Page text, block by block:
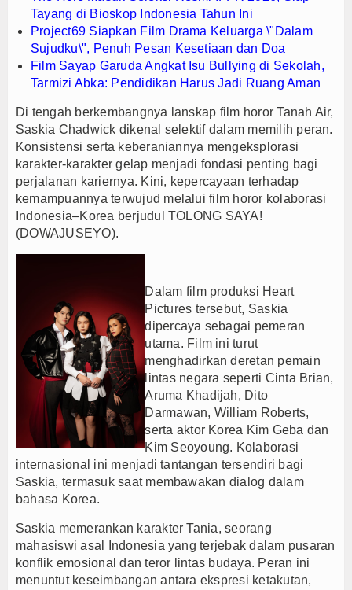
Tayang di Bioskop Indonesia Tahun Ini
Project69 Siapkan Film Drama Keluarga \"Dalam
Sujudku\", Penuh Pesan Kesetiaan dan Doa
Film Sayap Garuda Angkat Isu Bullying di Sekolah,
Tarmizi Abka: Pendidikan Harus Jadi Ruang Aman
Di tengah berkembangnya lanskap film horor Tanah Air,
Saskia Chadwick dikenal selektif dalam memilih peran.
Konsistensi serta keberaniannya mengeksplorasi
karakter-karakter gelap menjadi fondasi penting bagi
perjalanan kariernya. Kini, kepercayaan terhadap
kemampuannya terwujud melalui film horor kolaborasi
Indonesia–Korea berjudul TOLONG SAYA!
(DOWAJUSEYO).
Dalam film produksi Heart
Pictures tersebut, Saskia
dipercaya sebagai pemeran
utama. Film ini turut
menghadirkan deretan pemain
lintas negara seperti Cinta Brian,
Aruma Khadijah, Dito
Darmawan, William Roberts,
serta aktor Korea Kim Geba dan
Kim Seoyoung. Kolaborasi
internasional ini menjadi tantangan tersendiri bagi
Saskia, termasuk saat membawakan dialog dalam
bahasa Korea.
Saskia memerankan karakter Tania, seorang
mahasiswi asal Indonesia yang terjebak dalam pusaran
konflik emosional dan teror lintas budaya. Peran ini
menuntut keseimbangan antara ekspresi ketakutan,